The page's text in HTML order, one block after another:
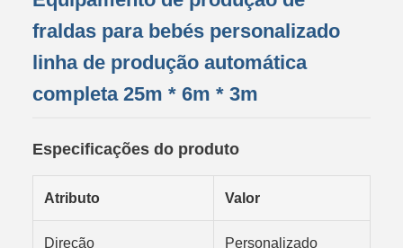
fraldas para bebés personalizado
linha de produção automática
completa 25m * 6m * 3m
Especificações do produto
Atributo Valor
Direção Personalizado